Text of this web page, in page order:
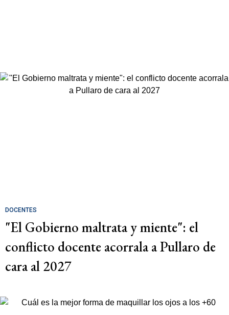
DOCENTES
"El Gobierno maltrata y miente": el
conflicto docente acorrala a Pullaro de
cara al 2027